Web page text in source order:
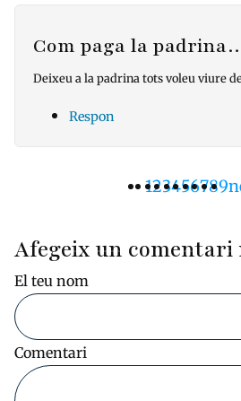
Com paga la
Deixeu a la padrina tots voleu viure
Respon
Pàgina
1Pàgina
2Pàgina
3Pàgina
4Pàgina
56789
Afegeix un comentari
El teu nom
Comentari